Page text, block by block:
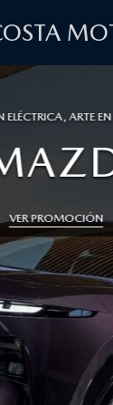
ARTE EN
VER PROMOCIÓN